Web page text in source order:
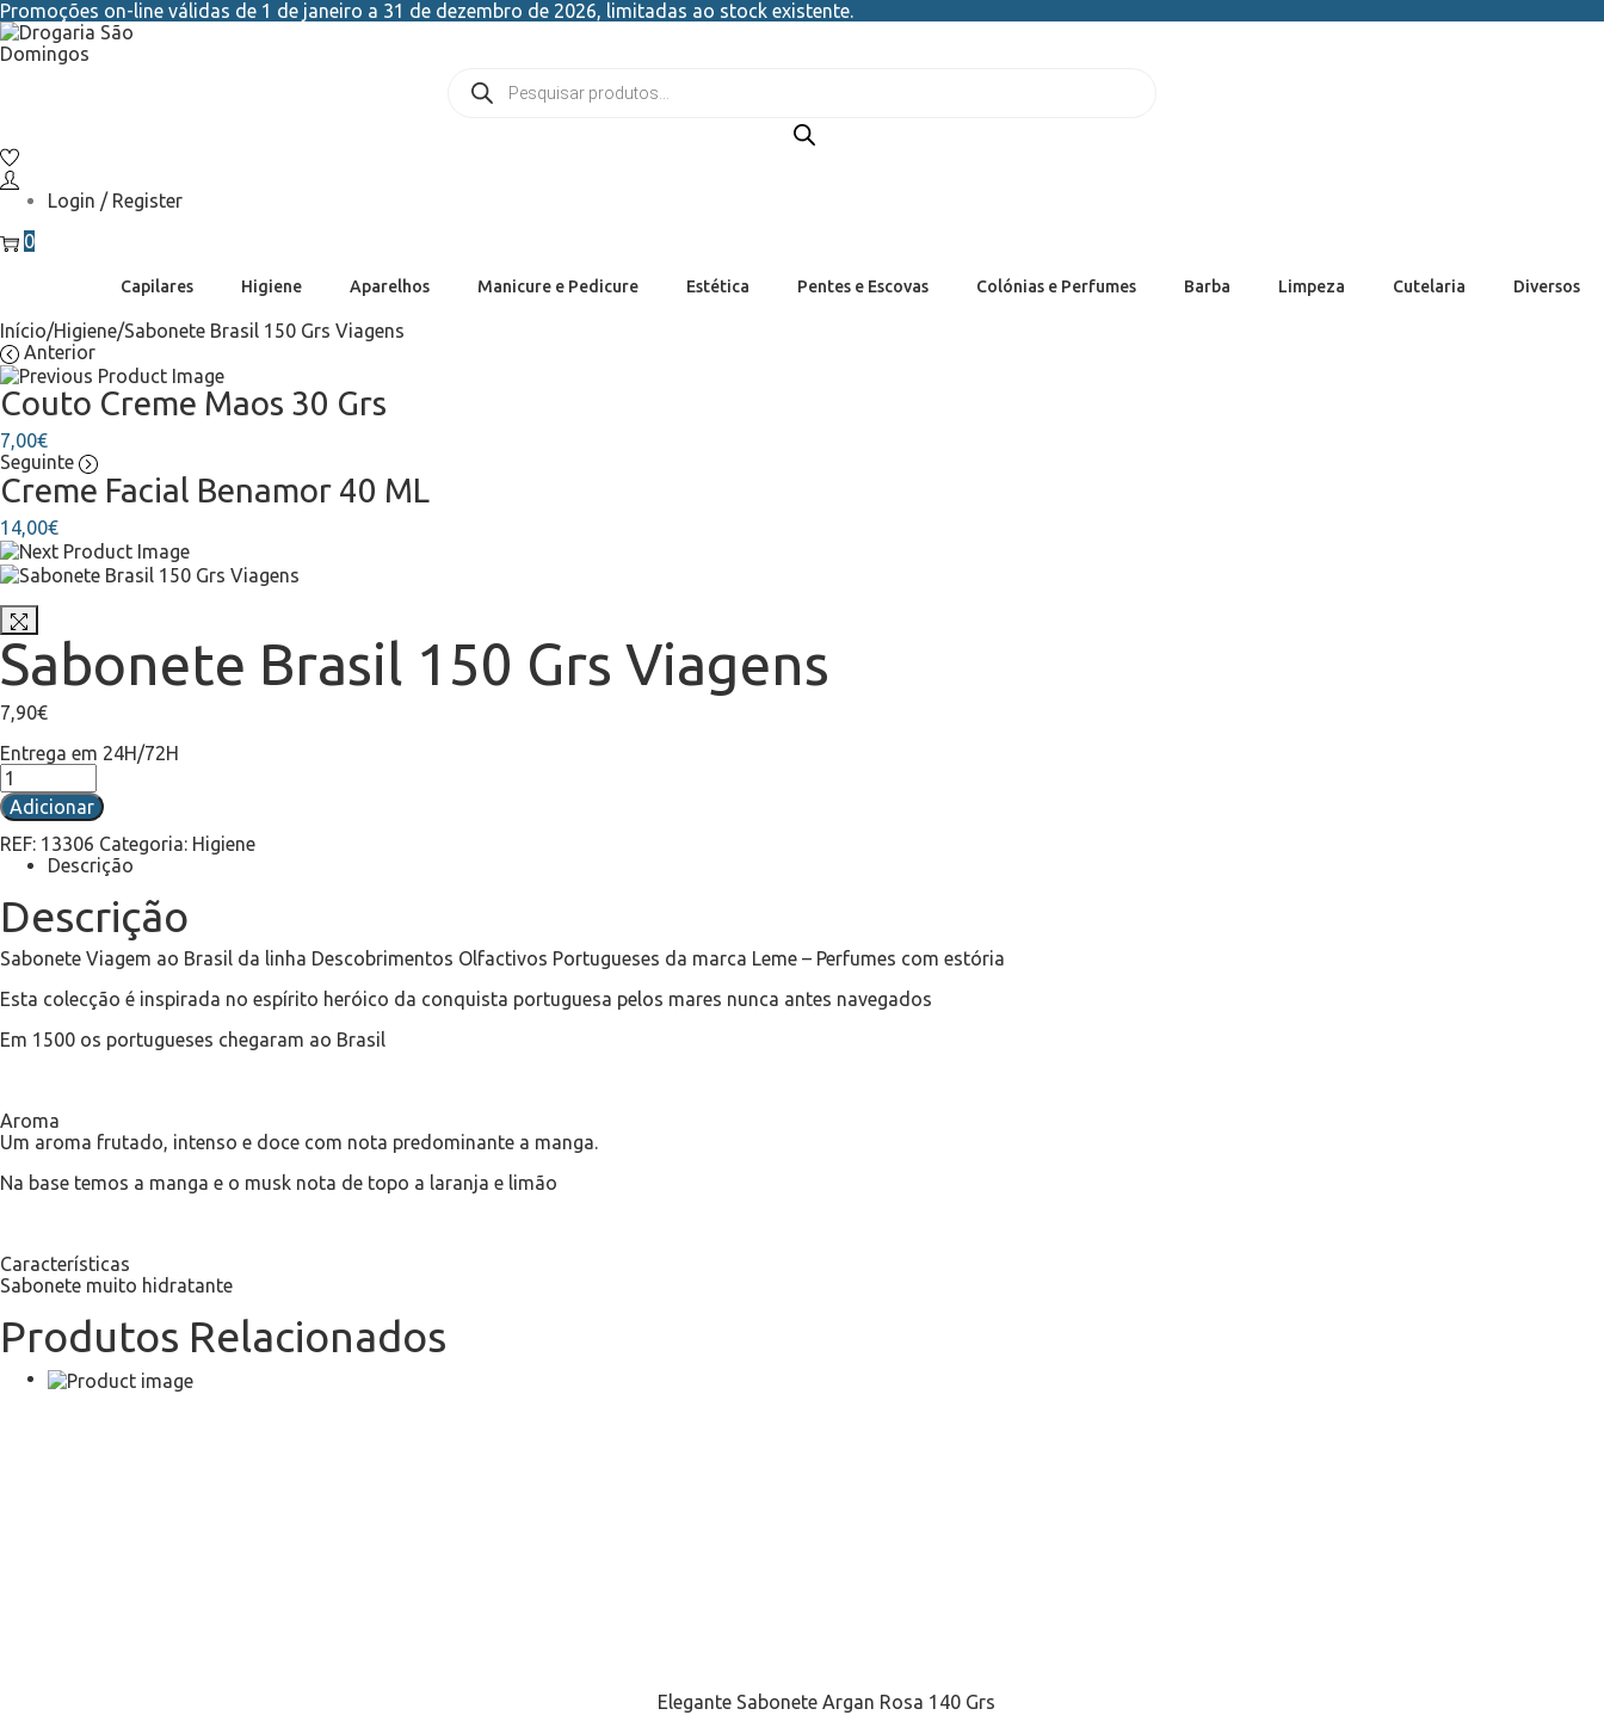
Promoções on-line válidas de 1 de janeiro a 31 de dezembro de 2026, limitadas ao stock existente.
Login / Register
0
Capilares Higiene Aparelhos Manicure e Pedicure Estética Pentes e Escovas Colónias e Perfumes Barba Limpeza Cutelaria Diversos
Início/Higiene/Sabonete Brasil 150 Grs Viagens
Anterior
Couto Creme Maos 30 Grs
7,00€
Seguinte
Creme Facial Benamor 40 ML
14,00€
Sabonete Brasil 150 Grs Viagens
7,90€
Entrega em 24H/72H
Adicionar
REF: 13306 Categoria: Higiene
Descrição
Descrição
Sabonete Viagem ao Brasil da linha Descobrimentos Olfactivos Portugueses da marca Leme – Perfumes com estória
Esta colecção é inspirada no espírito heróico da conquista portuguesa pelos mares nunca antes navegados
Em 1500 os portugueses chegaram ao Brasil
Aroma
Um aroma frutado, intenso e doce com nota predominante a manga.
Na base temos a manga e o musk nota de topo a laranja e limão
Características
Sabonete muito hidratante
Produtos Relacionados
Elegante Sabonete Argan Rosa 140 Grs